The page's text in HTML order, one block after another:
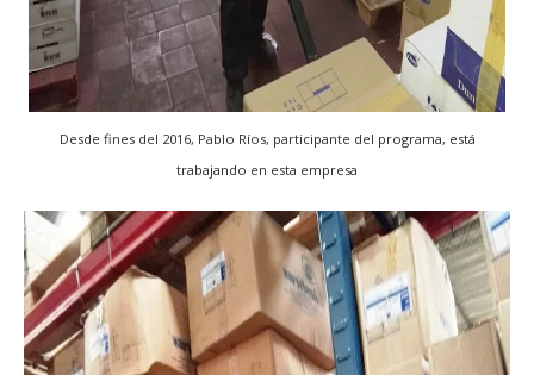
Desde fines del 2016, Pablo Ríos, participante del programa, está
trabajando en esta empresa